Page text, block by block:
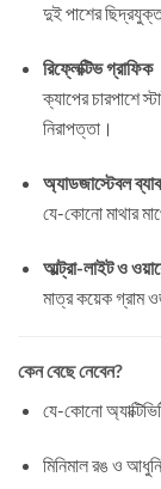
দুই পাশের
রিফ্লেক্টিভ গ্রাফিক
ক্যাপের চারপাশে
নিরাপত্তা।
অ্যাডজাস্টেবল
যে-কোনো মাথার
আল্ট্রা-লাইট ও
মাত্র কয়েক গ্রাম
কেন বেছে নেবেন?
যে-কোনো
মিনিমাল রঙ ও